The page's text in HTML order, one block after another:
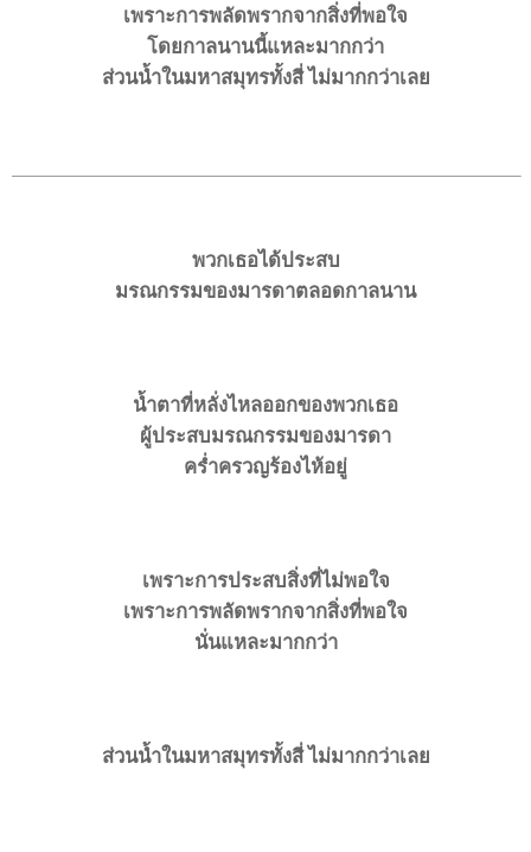
เพราะการพลัดพรากจากสิ่งที่พอใจ
โดยกาลนานนี้แหละมากกว่า
ส่วนนํ้าในมหาสมุทรทั้งสี่ ไม่มากกว่าเลย
พวกเธอได้ประสบ
มรณกรรมของมารดาตลอดกาลนาน
น้ำตาที่หลั่งไหลออกของพวกเธอ
ผู้ประสบมรณกรรมของมารดา
ครํ่าครวญร้องไห้อยู่
เพราะการประสบสิ่งที่ไม่พอใจ
เพราะการพลัดพรากจากสิ่งที่พอใจ
นั่นแหละมากกว่า
ส่วนน้ำในมหาสมุทรทั้งสี่ไม่มากกว่าเลย